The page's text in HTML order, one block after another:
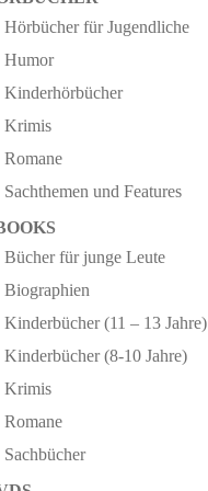
Hörbücher für Jugendliche
Humor
Kinderhörbücher
Krimis
Romane
Sachthemen und Features
Bücher für junge Leute
Biographien
Kinderbücher (11 – 13 Jahre)
Kinderbücher (8-10 Jahre)
Krimis
Romane
Sachbücher